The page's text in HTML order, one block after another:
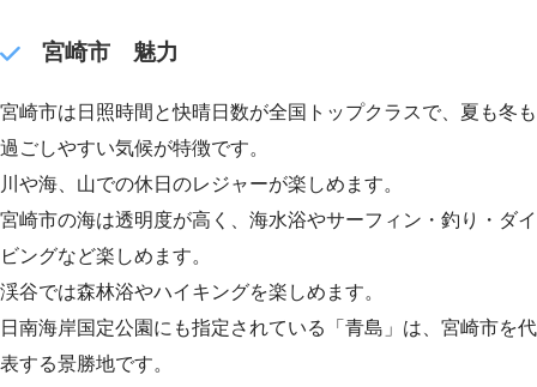
宮崎市 魅力
宮崎市は日照時間と快晴日数が全国トップクラスで、夏も冬も
過ごしやすい気候が特徴です。
川や海、山での休日のレジャーが楽しめます。
宮崎市の海は透明度が高く、海水浴やサーフィン・釣り・ダイ
ビングなど楽しめます。
渓谷では森林浴やハイキングを楽しめます。
日南海岸国定公園にも指定されている「青島」は、宮崎市を代
表する景勝地です。